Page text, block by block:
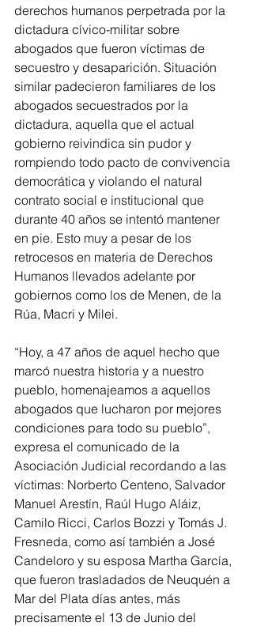
derechos humanos perpetrada por la
dictadura cívico-militar sobre
abogados que fueron víctimas de
secuestro y desaparición. Situación
similar padecieron familiares de los
abogados secuestrados por la
dictadura, aquella que el actual
gobierno reivindica sin pudor y
rompiendo todo pacto de convivencia
democrática y violando el natural
contrato social e institucional que
durante 40 años se intentó mantener
en pie. Esto muy a pesar de los
retrocesos en materia de Derechos
Humanos llevados adelante por
gobiernos como los de Menen, de la
Rúa, Macri y Milei.
“Hoy, a 47 años de aquel hecho que
marcó nuestra historia y a nuestro
pueblo, homenajeamos a aquellos
abogados que lucharon por mejores
condiciones para todo su pueblo”,
expresa el comunicado de la
Asociación Judicial recordando a las
víctimas: Norberto Centeno, Salvador
Manuel Arestín, Raúl Hugo Aláiz,
Camilo Ricci, Carlos Bozzi y Tomás J.
Fresneda, como así también a José
Candeloro y su esposa Martha García,
que fueron trasladados de Neuquén a
Mar del Plata días antes, más
precisamente el 13 de Junio del